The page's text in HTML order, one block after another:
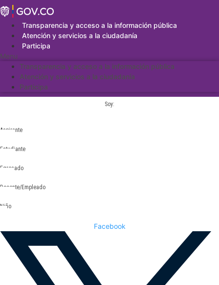
Saltar
al
contenidoTransparencia y acceso a la información pública
Atención y servicios a la ciudadanía
Participa
Menu
Transparencia y acceso a la información pública
Atención y servicios a la ciudadanía
Participa
Soy:
Aspirante
Estudiante
Egresado
Docente/Empleado
Niño
Facebook